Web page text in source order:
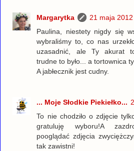
Margarytka
21 maja 2012
Paulina, niestety nigdy się
wybraliśmy to, co nas
uzasadnić, ale Ty akurat
trudne to było... a tortownica
A jabłecznik jest cudny.
... Moje Słodkie Piekiełko...
To nie chodziło o zdjęcie
gratuluję wyboru!A
pooglądać zdjęcia
tak zawistni!